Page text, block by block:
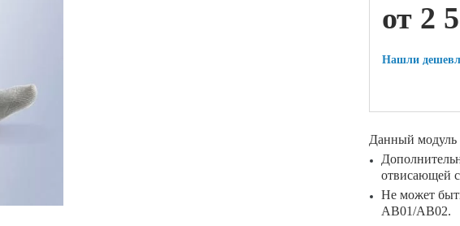
от 2
Нашли
Данный модуль
отвисающей
Не может
AB01/AB02.